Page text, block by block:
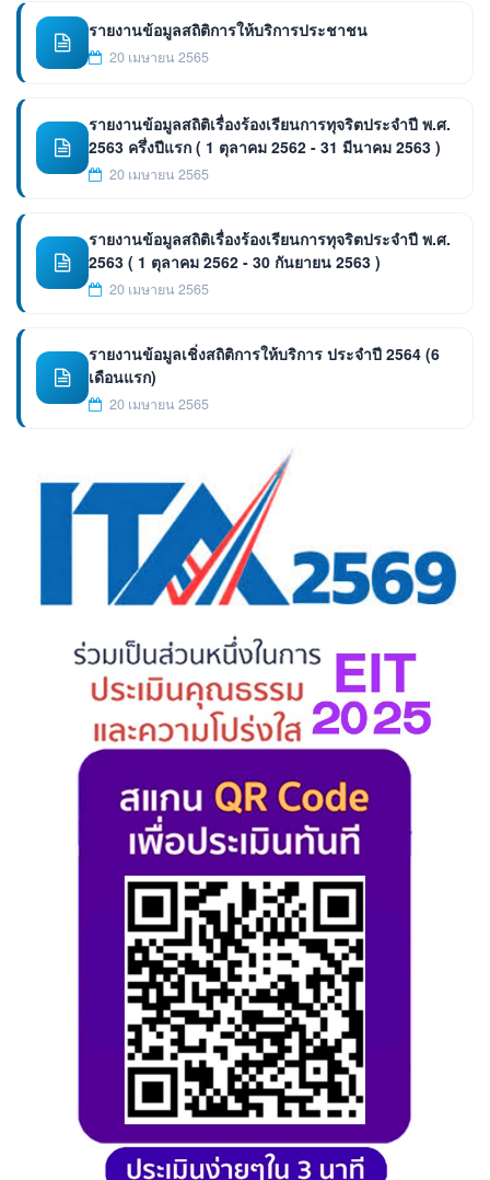
รายงานข้อมูลสถิติการให้บริการประชาชน
20 เมษายน 2565
รายงานข้อมูลสถิติเรื่องร้องเรียนการทุจริตประจำปี พ.ศ.
2563 ครึ่งปีแรก ( 1 ตุลาคม 2562 - 31 มีนาคม 2563 )
20 เมษายน 2565
รายงานข้อมูลสถิติเรื่องร้องเรียนการทุจริตประจำปี พ.ศ.
2563 ( 1 ตุลาคม 2562 - 30 กันยายน 2563 )
20 เมษายน 2565
รายงานข้อมูลเชิ่งสถิติการให้บริการ ประจำปี 2564 (6
เดือนแรก)
20 เมษายน 2565